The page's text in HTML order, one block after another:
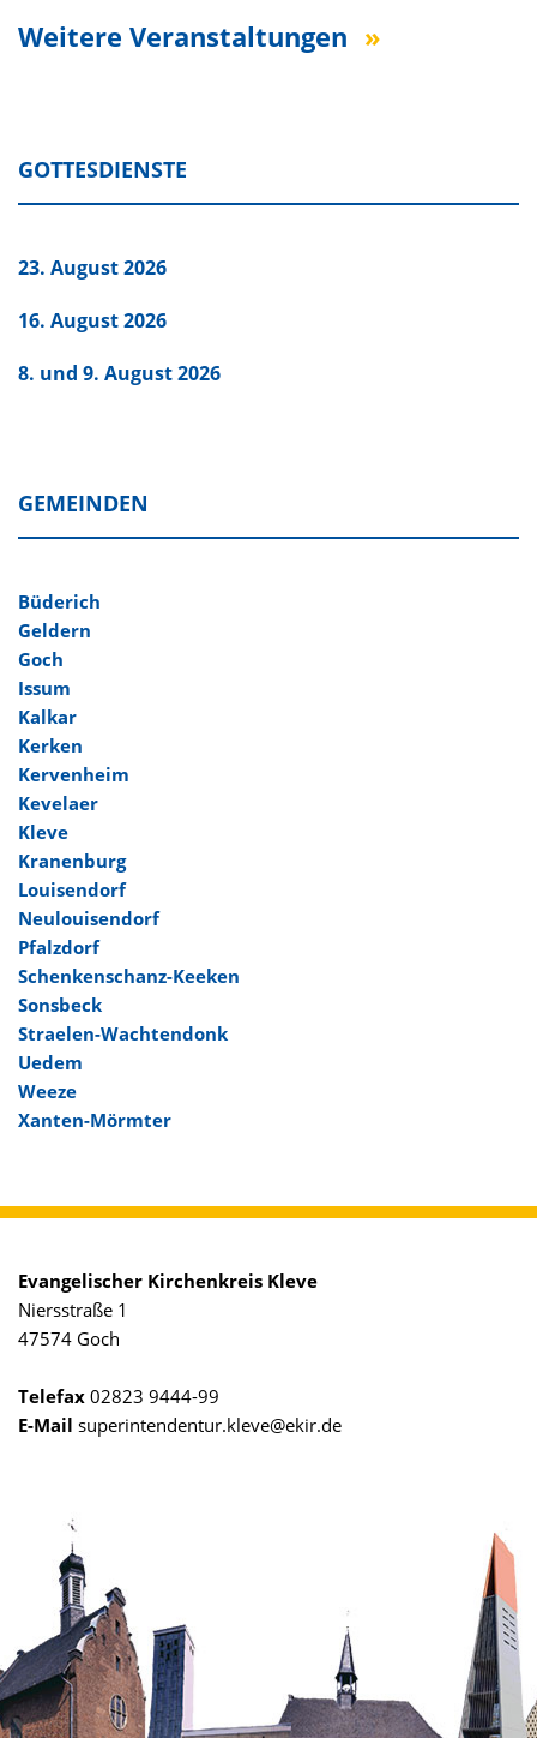
Weitere Veranstaltungen
GOTTESDIENSTE
23. August 2026
16. August 2026
8. und 9. August 2026
GEMEINDEN
Büderich
Geldern
Goch
Issum
Kalkar
Kerken
Kervenheim
Kevelaer
Kleve
Kranenburg
Louisendorf
Neulouisendorf
Pfalzdorf
Schenkenschanz-Keeken
Sonsbeck
Straelen-Wachtendonk
Uedem
Weeze
Xanten-Mörmter
Evangelischer Kirchenkreis Kleve
Niersstraße 1
47574 Goch
Telefax 02823 9444-99
E-Mail superintendentur.kleve@ekir.de